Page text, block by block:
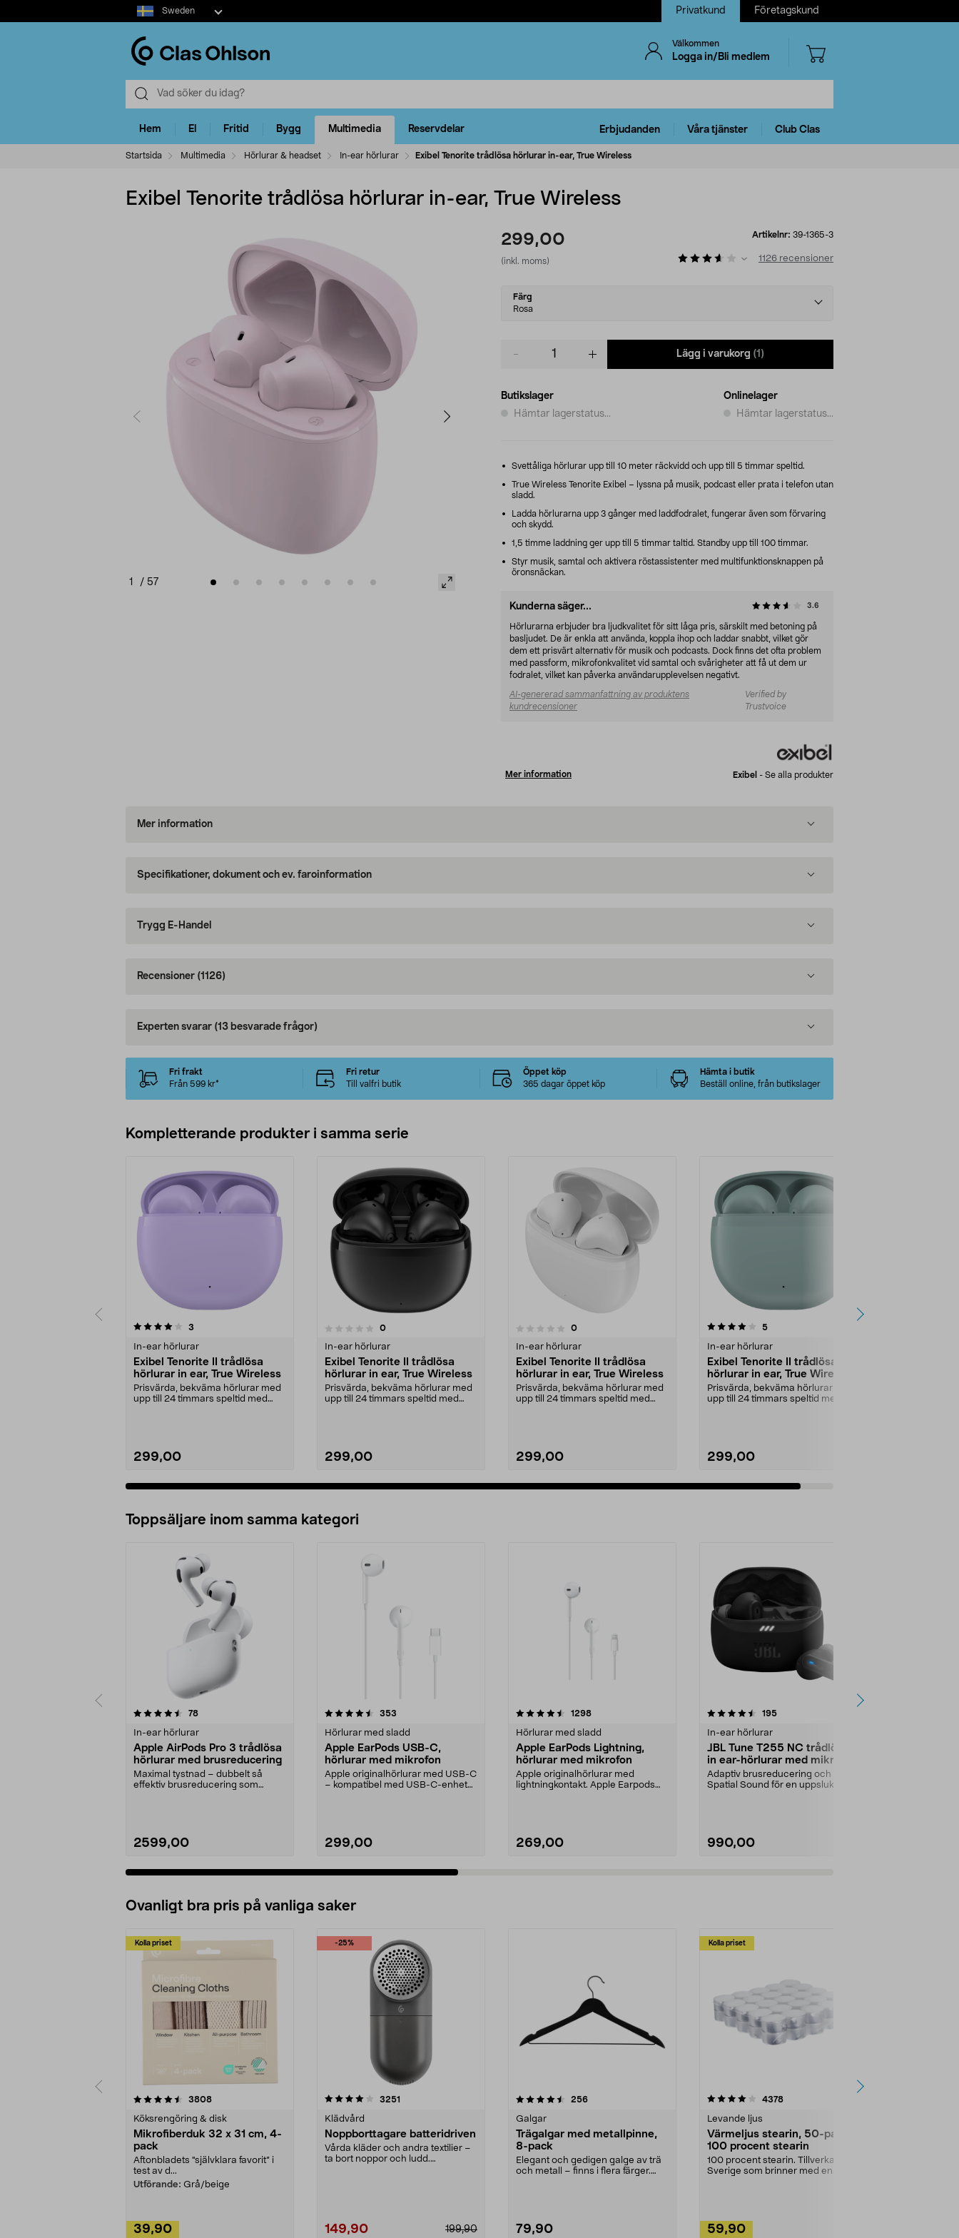
Select
market
Sweden Privatkund Företagskund
Välkommen
Logga in/Bli medlem
Hem El Fritid Bygg Multimedia Reservdelar Erbjudanden Våra tjänster Club Clas
Startsida Multimedia Hörlurar & headset In-ear hörlurar Exibel Tenorite trådlösa hörlurar in-ear, True Wireless
Exibel Tenorite trådlösa hörlurar in-ear, True Wireless
1 / 57
299,00
(inkl. moms)
Artikelnr: 39-1365-3
1126 recensioner
Select
variant
Färg
Rosa
Lägg i varukorg (1)
Butikslager
Hämtar lagerstatus...
Onlinelager
Hämtar lagerstatus...
Svettåliga hörlurar upp till 10 meter räckvidd och upp till 5 timmar speltid.
True Wireless Tenorite Exibel – lyssna på musik, podcast eller prata i telefon utan
sladd.
Ladda hörlurarna upp 3 gånger med laddfodralet, fungerar även som förvaring
och skydd.
1,5 timme laddning ger upp till 5 timmar taltid. Standby upp till 100 timmar.
Styr musik, samtal och aktivera röstassistenter med multifunktionsknappen på
öronsnäckan.
Kunderna säger... 3.6
Hörlurarna erbjuder bra ljudkvalitet för sitt låga pris, särskilt med betoning på
basljudet. De är enkla att använda, koppla ihop och laddar snabbt, vilket gör
dem ett prisvärt alternativ för musik och podcasts. Dock finns det ofta problem
med passform, mikrofonkvalitet vid samtal och svårigheter att få ut dem ur
fodralet, vilket kan påverka användarupplevelsen negativt.
AI-genererad sammanfattning av produktens
kundrecensioner
Verified by
Trustvoice
Mer information Exibel - Se alla produkter
Mer information
Specifikationer, dokument och ev. faroinformation
Trygg E-Handel
Recensioner (1126)
Experten svarar (13 besvarade frågor)
Fri frakt
Från 599 kr*
Fri retur
Till valfri butik
Öppet köp
365 dagar öppet köp
Hämta i butik
Beställ online, från butikslager
Kompletterande produkter i samma serie
3
In-ear hörlurar
Exibel Tenorite II trådlösa
hörlurar in ear, True Wireless
Prisvärda, bekväma hörlurar med
upp till 24 timmars speltid med
299,00
0.0 av 5 stjärnor 0recensioner
In-ear hörlurar
Exibel Tenorite II trådlösa
hörlurar in ear, True Wireless
Prisvärda, bekväma hörlurar med
upp till 24 timmars speltid med
299,00
0.0 av 5 stjärnor 0recensioner
In-ear hörlurar
Exibel Tenorite II trådlösa
hörlurar in ear, True Wireless
Prisvärda, bekväma hörlurar med
upp till 24 timmars speltid med
299,00
4.0av 5 stjärnor 5recensioner
In-ear hörlurar
Exibel Tenorite II trådlösa
hörlurar in ear, True Wireless
Prisvärda, bekväma hörlurar med
upp till 24 timmars speltid med
299,00
Toppsäljare inom samma kategori
78recensioner
In-ear hörlurar
Apple AirPods Pro 3 trådlösa
hörlurar med brusreducering
Maximal tystnad – dubbelt så
effektiv brusreducering som
2599,00
4.5 av 5 stjärnor 353
Hörlurar med sladd
Apple EarPods USB-C,
hörlurar med mikrofon
Apple originalhörlurar med USB-C
– kompatibel med USB-C-enheter
299,00
4.5 av 5 stjärnor 1298recensioner
Hörlurar med sladd
Apple EarPods Lightning,
hörlurar med mikrofon
Apple originalhörlurar med
lightningkontakt. Apple Earpods
269,00
4.5 av 5 stjärnor 195recensioner
In-ear hörlurar
JBL Tune T255 NC trådlösa
in ear-hörlurar med mikrofon,
svart
Adaptiv brusreducering och
Spatial Sound för en uppslukande
990,00
4.0 av 5 stjärnor
Ovanligt bra pris på vanliga saker
Kolla priset
3808recensioner
Köksrengöring & disk
Mikrofiberduk 32 x 31 cm, 4-
pack
Aftonbladets "självklara favorit” i
test av d...
Utförande: Grå/beige
39,90
-25%
4.0av 5 stjärnor 3251
Klädvård
Noppborttagare batteridriven
Vårda kläder och andra textilier –
ta bort noppor och ludd.
199,90
149,90
4.5av 5 stjärnor 256recensioner
Galgar
Trägalgar med metallpinne,
8-pack
Elegant och gedigen galge av trä
och metall – finns i flera färger.
79,90
Kolla priset
4.0av 5 stjärnor 4378recensioner
Levande ljus
Värmeljus stearin, 50-pack,
100 procent stearin
100 procent stearin. Tillverkade i
Sverige som brinner med en
59,90
4.5av 5 stjärnor